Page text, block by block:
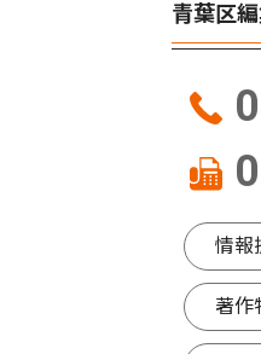
青葉区
情報
著作